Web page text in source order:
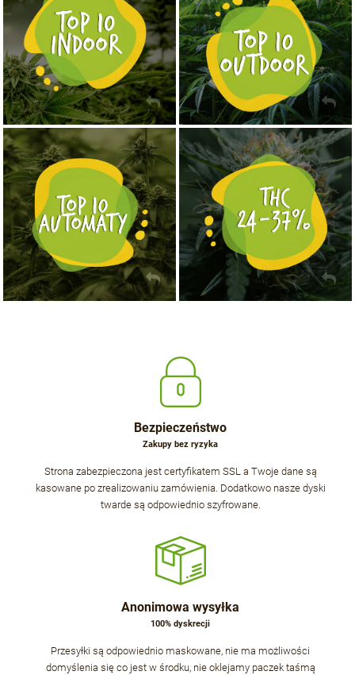
NASIONA MARIHUANY TOP 10 AUTOFLOWERING
KUP TERAZ MOCNE ODMIANY MARIHUANY THC OD 24 - 37%
KUP TERAZ
Bezpieczeństwo
Zakupy bez ryzyka
Strona zabezpieczona jest certyfikatem SSL a Twoje dane są
kasowane po zrealizowaniu zamówienia. Dodatkowo nasze dyski
twarde są odpowiednio szyfrowane.
Anonimowa wysyłka
100% dyskrecji
Przesyłki są odpowiednio maskowane, nie ma możliwości
domyślenia się co jest w środku, nie oklejamy paczek taśmą